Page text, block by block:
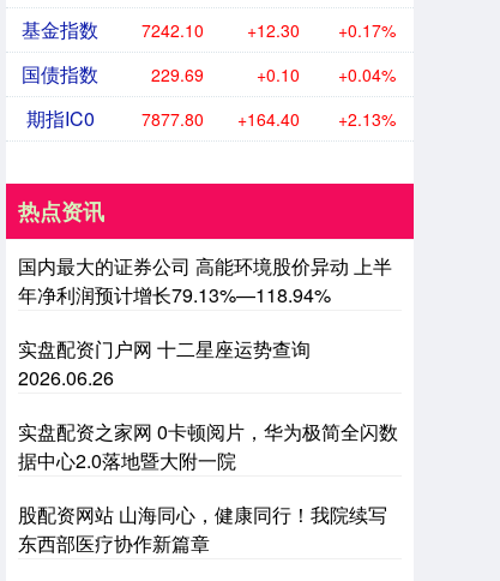
基金指数 7242.10 +12.30 +0.17%
国债指数 229.69 +0.10 +0.04%
期指IC0 7877.80 +164.40 +2.13%
热点资讯
国内最大的证券公司 高能环境股价异动 上半
年净利润预计增长79.13%—118.94%
实盘配资门户网 十二星座运势查询
2026.06.26
实盘配资之家网 0卡顿阅片，华为极简全闪数
据中心2.0落地暨大附一院
股配资网站 山海同心，健康同行！我院续写
东西部医疗协作新篇章